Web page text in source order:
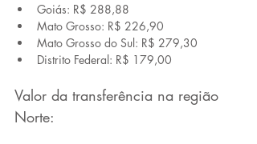
Goiás: R$ 288,88
Mato Grosso: R$ 226,90
Mato Grosso do Sul: R$ 279,30
Distrito Federal: R$ 179,00
Valor da transferência na região
Norte: